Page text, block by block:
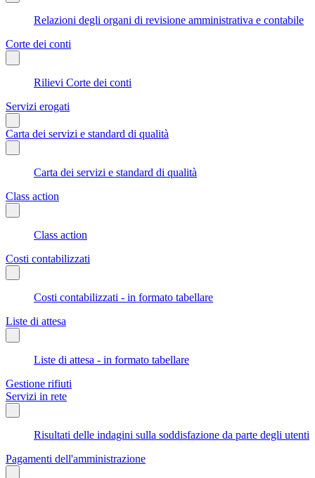
Relazioni degli organi di revisione amministrativa e contabile
Corte dei conti
Rilievi Corte dei conti
Servizi erogati
Carta dei servizi e standard di qualità
Carta dei servizi e standard di qualità
Class action
Class action
Costi contabilizzati
Costi contabilizzati - in formato tabellare
Liste di attesa
Liste di attesa - in formato tabellare
Gestione rifiuti
Servizi in rete
Risultati delle indagini sulla soddisfazione da parte degli utenti
Pagamenti dell'amministrazione